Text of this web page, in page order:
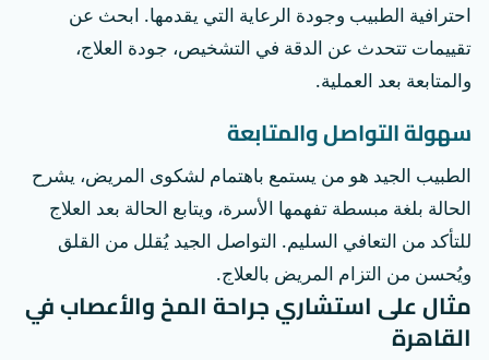
احترافية الطبيب وجودة الرعاية التي يقدمها. ابحث عن
تقييمات تتحدث عن الدقة في التشخيص، جودة العلاج،
والمتابعة بعد العملية.
سهولة التواصل والمتابعة
الطبيب الجيد هو من يستمع باهتمام لشكوى المريض، يشرح
الحالة بلغة مبسطة تفهمها الأسرة، ويتابع الحالة بعد العلاج
للتأكد من التعافي السليم. التواصل الجيد يُقلل من القلق
ويُحسن من التزام المريض بالعلاج.
مثال على استشاري جراحة المخ والأعصاب في
القاهرة